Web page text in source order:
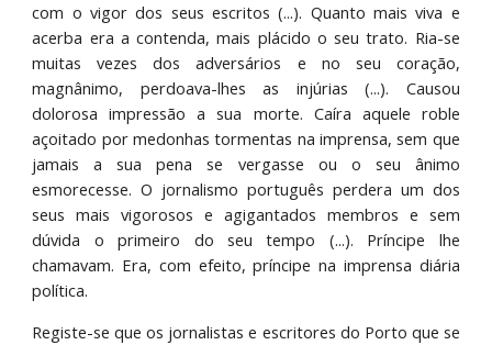
com o vigor dos seus escritos (...). Quanto mais viva e
acerba era a contenda, mais plácido o seu trato. Ria-se
muitas vezes dos adversários e no seu coração,
magnânimo, perdoava-lhes as injúrias (...). Causou
dolorosa impressão a sua morte. Caíra aquele roble
açoitado por medonhas tormentas na imprensa, sem que
jamais a sua pena se vergasse ou o seu ânimo
esmorecesse. O jornalismo português perdera um dos
seus mais vigorosos e agigantados membros e sem
dúvida o primeiro do seu tempo (...). Príncipe lhe
chamavam. Era, com efeito, príncipe na imprensa diária
política.
Registe-se que os jornalistas e escritores do Porto que se